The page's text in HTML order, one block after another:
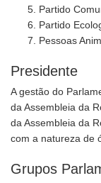
Partido
Partido
Pessoas
Presidente
A gestão do
da Assembleia da
da Assembleia da
com a natureza de
Grupos